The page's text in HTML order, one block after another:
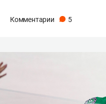
Комментарии 5